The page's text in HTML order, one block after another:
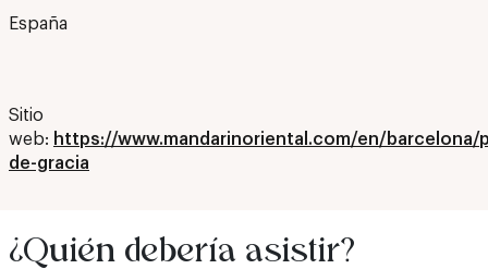
España
Sitio
web: https://www.mandarinoriental.com/en/barcelona/
de-gracia
¿Quién debería asistir?